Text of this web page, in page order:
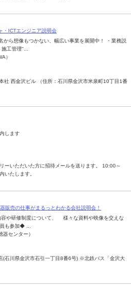
・ICTエンジニア説明会
ら想像もつかない、幅広い事業を展開中！ ・業務説
工管理"...
）
社 西金沢ビル （住所：石川県金沢市米泉町10丁目1番
します
ーいただいた方に招待メールを送ります。 10:00～
いたします。
販売の仕事がまるっとわかる会社説明会！
や研修制度について、 様々な資料や映像を交えな
も参加◆ ...
センター）
石川県金沢市石引一丁目8番6号) ※北鉄バス「金沢大